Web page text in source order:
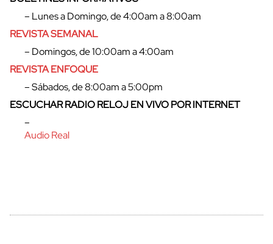
– Lunes a Domingo, de 4:00am a 8:00am
REVISTA SEMANAL
– Domingos, de 10:00am a 4:00am
REVISTA ENFOQUE
– Sábados, de 8:00am a 5:00pm
ESCUCHAR RADIO RELOJ EN VIVO POR INTERNET
–
Audio Real